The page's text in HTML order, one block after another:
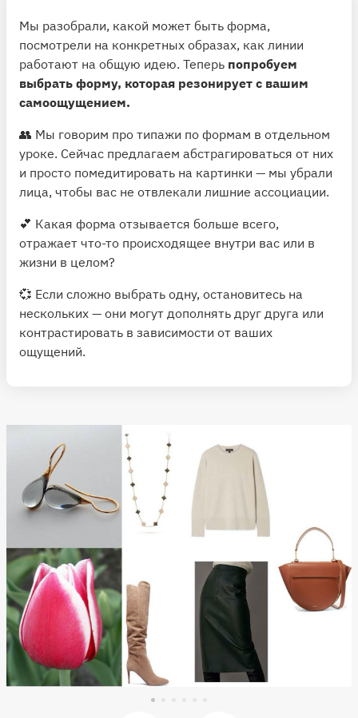
Мы разобрали, какой может быть форма,
посмотрели на конкретных образах, как линии
работают на общую идею. Теперь попробуем
выбрать форму, которая резонирует с вашим
самоощущением.
👥 Мы говорим про типажи по формам в отдельном
уроке. Сейчас предлагаем абстрагироваться от них
и просто помедитировать на картинки — мы убрали
лица, чтобы вас не отвлекали лишние ассоциации.
💕 Какая форма отзывается больше всего,
отражает что-то происходящее внутри вас или в
жизни в целом?
💞 Если сложно выбрать одну, остановитесь на
нескольких — они могут дополнять друг друга или
контрастировать в зависимости от ваших
ощущений.